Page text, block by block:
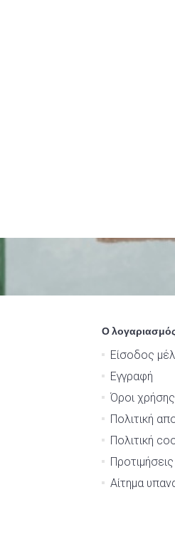
Ο
Είσοδος
Εγγραφή
Όροι χρήσης
Πολιτική
Πολιτική
Αίτημα